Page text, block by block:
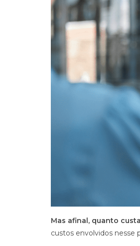
Mas afinal, quanto
custos envolvidos nesse